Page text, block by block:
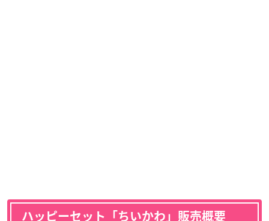
ハッピーセット「ちいかわ」販売概要